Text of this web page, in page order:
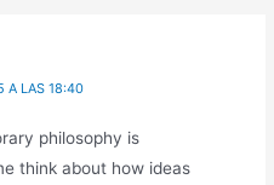
A LAS 18:40
philosophy is
think about how ideas